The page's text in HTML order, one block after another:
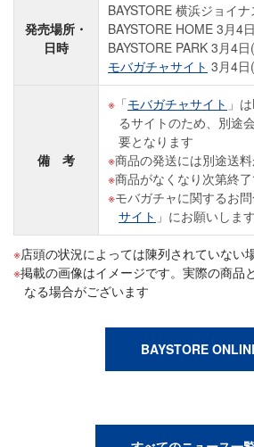
発売場所・
日時
BAYSTORE 横浜ジョイ
BAYSTORE HOME 3月4
BAYSTORE PARK 3月4
モバガチャサイト 3月4日
備 考
「モバガチャサイト 」
るサイトのため、別途
要となります
商品の発送には別途送
商品がなくなり次第終
モバガチャに関するお
サイト 」にお願いします
店頭の状況によっては陳列されていない
掲載の画像はイメージです。実際の商品
なる場合がございます
BAYSTORE